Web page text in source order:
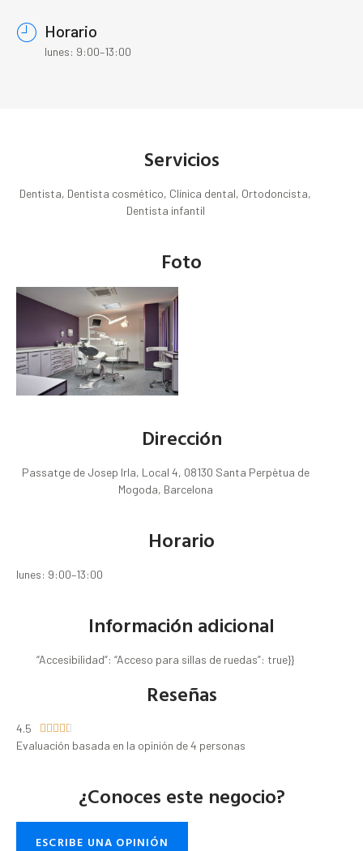
Horario
lunes: 9:00–13:00
Servicios
Dentista, Dentista cosmético, Clínica dental, Ortodoncista,
Dentista infantil
Foto
Dirección
Passatge de Josep Irla, Local 4, 08130 Santa Perpètua de
Mogoda, Barcelona
Horario
lunes: 9:00–13:00
Información adicional
“Accesibilidad”: “Acceso para sillas de ruedas”: true}}
Reseñas
4.5 
Evaluación basada en la opinión de 4 personas
¿Conoces este negocio?
ESCRIBE UNA OPINIÓN